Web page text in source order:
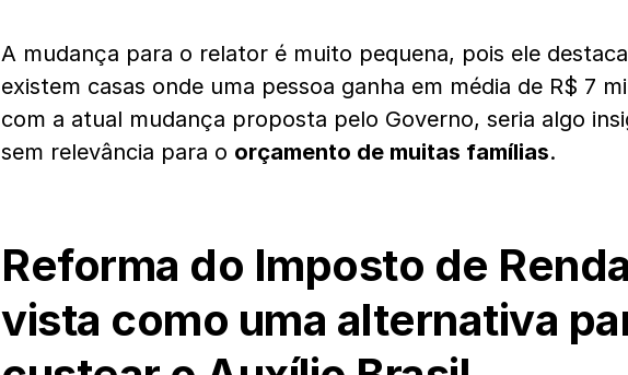
A mudança para o relator é muito pequena, pois ele
existem casas onde uma pessoa ganha em média de R$ 7
com a atual mudança proposta pelo Governo, seria algo
sem relevância para o orçamento de muitas famílias.
Reforma do Imposto de
vista como uma alternativa